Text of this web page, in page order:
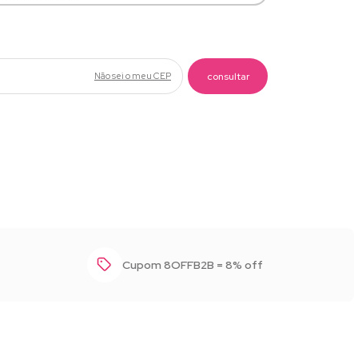
Não sei o meu CEP
Cupom 8OFFB2B = 8% off